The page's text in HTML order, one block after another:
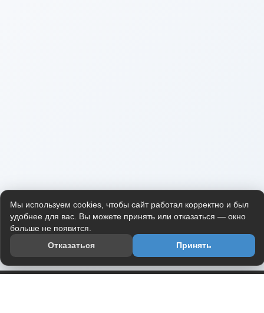
Мы используем cookies, чтобы сайт работал корректно и был
удобнее для вас. Вы можете принять или отказаться — окно
больше не появится.
Отказаться
Принять